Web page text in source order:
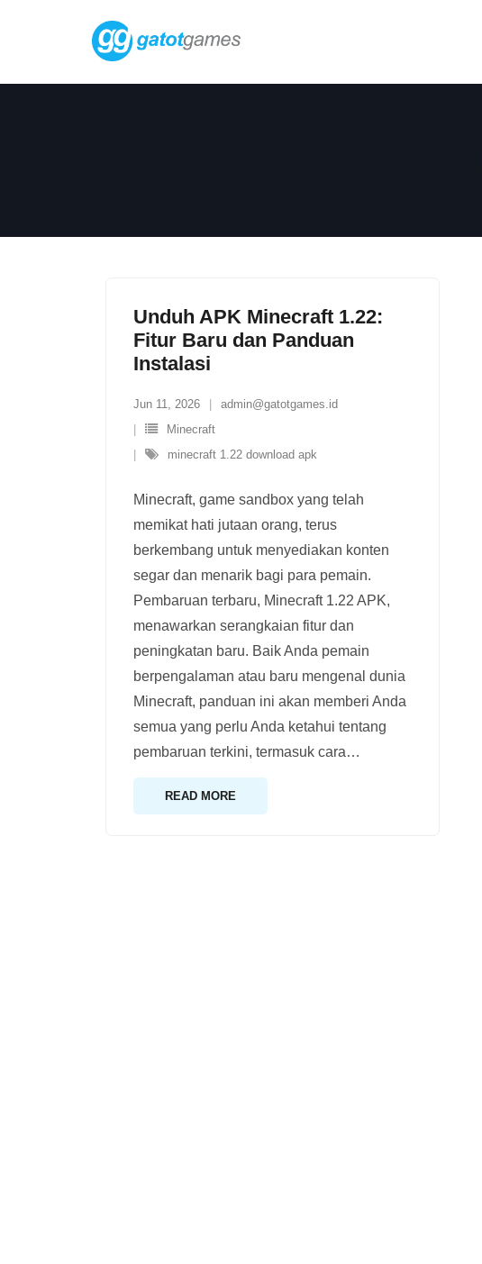
Unduh APK Minecraft 1.22:
Fitur Baru dan Panduan
Instalasi
Jun 11, 2026
admin@gatotgames.id
Minecraft
minecraft 1.22 download apk
Minecraft, game sandbox yang telah
memikat hati jutaan orang, terus
berkembang untuk menyediakan konten
segar dan menarik bagi para pemain.
Pembaruan terbaru, Minecraft 1.22 APK,
menawarkan serangkaian fitur dan
peningkatan baru. Baik Anda pemain
berpengalaman atau baru mengenal dunia
Minecraft, panduan ini akan memberi Anda
semua yang perlu Anda ketahui tentang
pembaruan terkini, termasuk cara…
READ MORE